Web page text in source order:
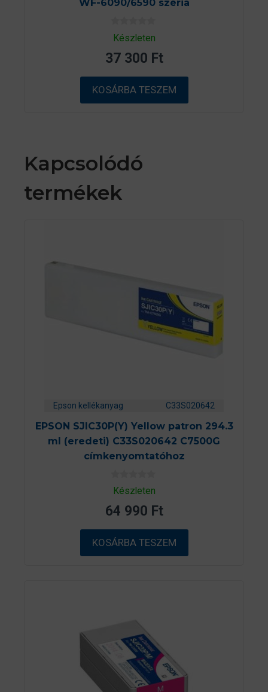
WF-6090/6590 széria
0
a
5
b
ő
l
Készleten
37 300 Ft
KOSÁRBA TESZEM
Kapcsolódó
termékek
Epson kellékanyag C33S020642
EPSON SJIC30P(Y) Yellow patron 294.3
ml (eredeti) C33S020642 C7500G
címkenyomtatóhoz
0
a
5
b
ő
l
Készleten
64 990 Ft
KOSÁRBA TESZEM